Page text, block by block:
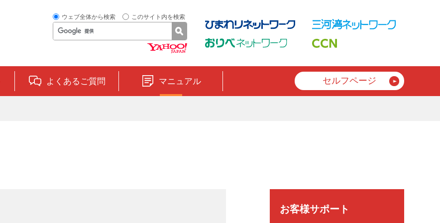
ウェブ全体から検索 このサイト内を検索
よくあるご質問 マニュアル セルフページ
お客様サポート